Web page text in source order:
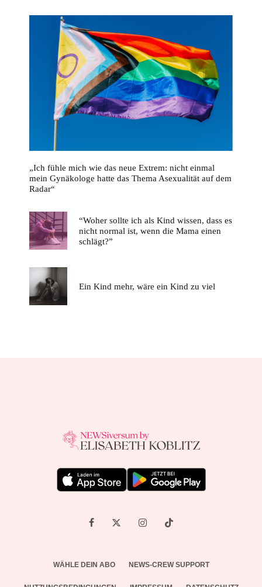
„Ich fühle mich wie das neue Extrem: nicht einmal
mein Gynäkologe hatte das Thema Asexualität auf dem
Radar“
“Woher sollte ich als Kind wissen, dass es
nicht normal ist, wenn die Mama einen
schlägt?”
Ein Kind mehr, wäre ein Kind zu viel
WÄHLE DEIN ABO NEWS-CREW SUPPORT